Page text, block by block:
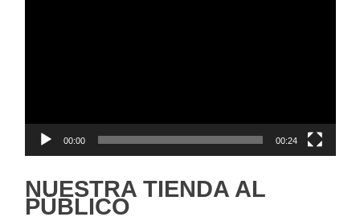
00:00 00:24
NUESTRA TIENDA AL
PÚBLICO